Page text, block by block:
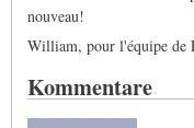
nouveau!
William, pour l'équipe de
Kommentare